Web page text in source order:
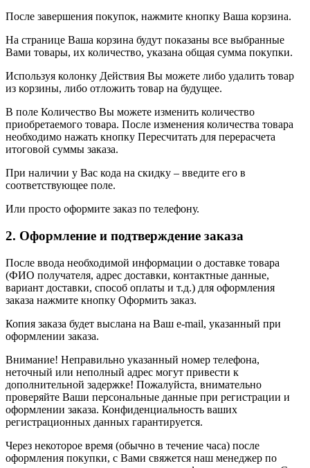
После завершения покупок, нажмите кнопку Ваша корзина.
На странице Ваша корзина будут показаны все выбранные
Вами товары, их количество, указана общая сумма покупки.
Используя колонку Действия Вы можете либо удалить товар
из корзины, либо отложить товар на будущее.
В поле Количество Вы можете изменить количество
приобретаемого товара. После изменения количества товара
необходимо нажать кнопку Пересчитать для перерасчета
итоговой суммы заказа.
При наличии у Вас кода на скидку – введите его в
соответствующее поле.
Или просто оформите заказ по телефону.
2. Оформление и подтверждение заказа
После ввода необходимой информации о доставке товара
(ФИО получателя, адрес доставки, контактные данные,
вариант доставки, способ оплаты и т.д.) для оформления
заказа нажмите кнопку Оформить заказ.
Копия заказа будет выслана на Ваш e-mail, указанный при
оформлении заказа.
Внимание! Неправильно указанный номер телефона,
неточный или неполный адрес могут привести к
дополнительной задержке! Пожалуйста, внимательно
проверяйте Ваши персональные данные при регистрации и
оформлении заказа. Конфиденциальность ваших
регистрационных данных гарантируется.
Через некоторое время (обычно в течение часа) после
оформления покупки, с Вами свяжется наш менеджер по